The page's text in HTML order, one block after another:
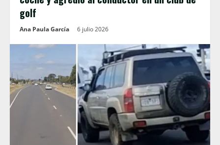
golf
Ana Paula García 6 julio 2026